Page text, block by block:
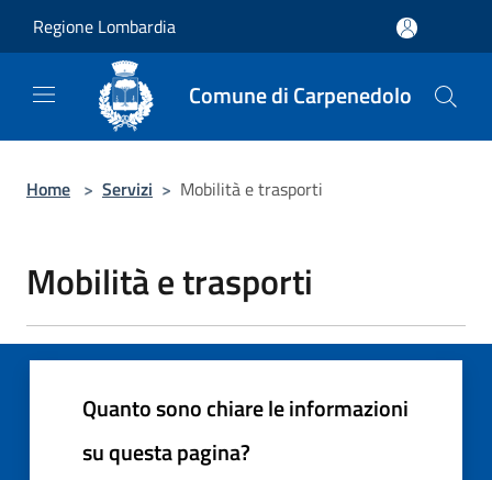
Regione Lombardia
Comune di Carpenedolo
Home > Servizi > Mobilità e trasporti
Mobilità e trasporti
Quanto sono chiare le informazioni
su questa pagina?